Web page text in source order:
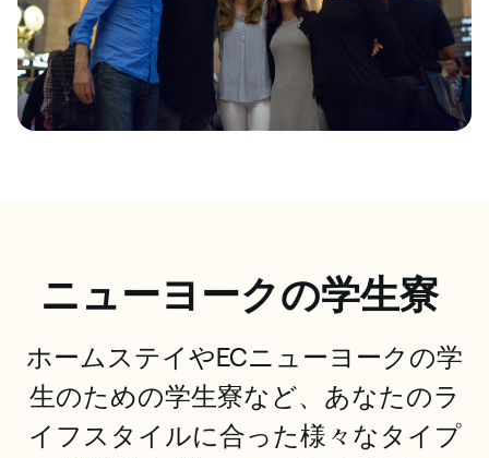
ニューヨークの学生寮
ホームステイやECニューヨークの学
生のための学生寮など、あなたのラ
イフスタイルに合った様々なタイプ